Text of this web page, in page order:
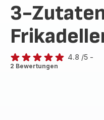
3-
ratings.4.8
4.8 /5 -
2 Bewertungen